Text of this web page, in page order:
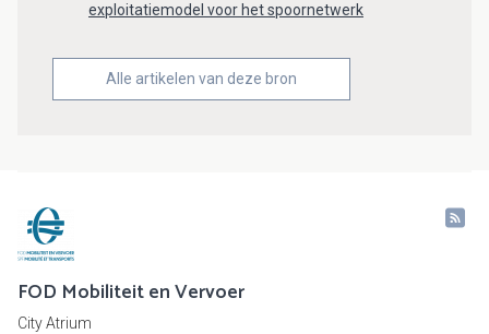
exploitatiemodel voor het spoornetwerk
Alle artikelen van deze bron
FOD Mobiliteit en Vervoer
City Atrium